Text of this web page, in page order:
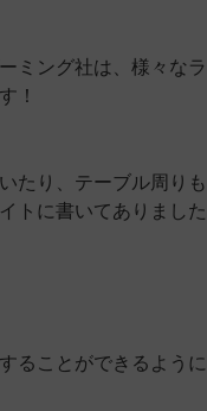
ミング社は、様々なラ
！
たり、テーブル周りも
トに書いてありました
ることができるように